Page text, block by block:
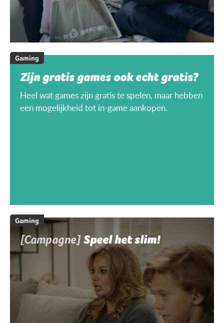
Gaming
Zijn gratis games ook echt gratis?
Heel wat games zijn gratis te spelen, maar hebben
een mogelijkheid tot in-game aankopen.
Gaming
[Campagne]Speel het slim!